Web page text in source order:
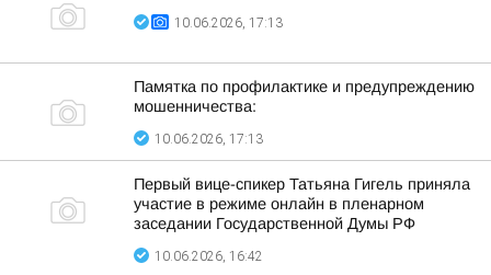
10.06.2026, 17:13
Памятка по профилактике и предупреждению
мошенничества:
10.06.2026, 17:13
Первый вице-спикер Татьяна Гигель приняла
участие в режиме онлайн в пленарном
заседании Государственной Думы РФ
10.06.2026, 16:42